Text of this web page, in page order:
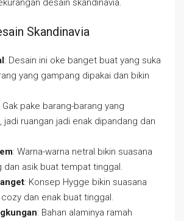
desain skandinavia.
Skandinavia
: Desain ini oke banget buat yang suka
yang gampang dipakai dan bikin
Gak pake barang-barang yang
jadi ruangan jadi enak dipandang dan
: Warna-warna netral bikin suasana
dan asik buat tempat tinggal.
: Konsep Hygge bikin suasana
dan enak buat tinggal.
: Bahan alaminya ramah